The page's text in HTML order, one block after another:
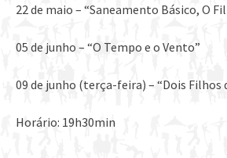
22 de maio – “Saneamento Básico, O
05 de junho – “O Tempo e o Vento”
09 de junho (terça-feira) – “Dois Filhos
Horário: 19h30min